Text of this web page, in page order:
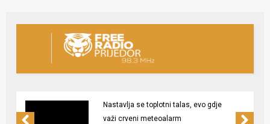
Nastavlja se toplotni talas, evo gdje
važi crveni meteoalarm